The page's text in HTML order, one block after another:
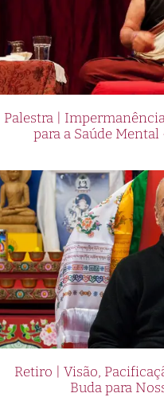
Palestra |
para a Saúde Mental
Retiro | Visão,
Buda para